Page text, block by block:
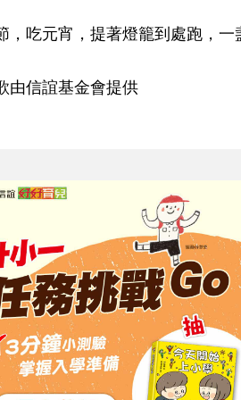
，吃元宵，提著燈籠到處跑，
由信誼基金會提供